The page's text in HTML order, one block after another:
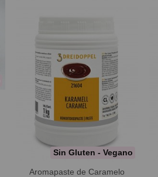
Sin Gluten - Vegano
Aromapaste de Caramelo